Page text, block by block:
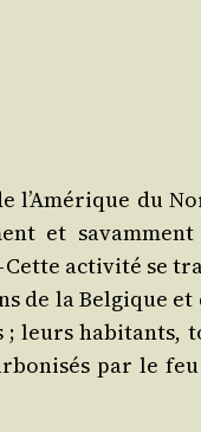
l’A­mé­rique du
et savam­ment
acti­vi­té se
de la Bel­gique et
habi­tants,
par le